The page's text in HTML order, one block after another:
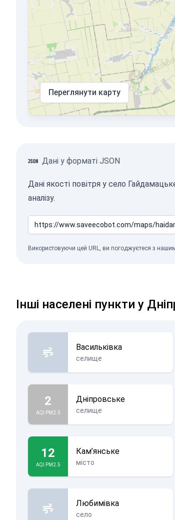
Переглянути карту
Дані у форматі JSON
Дані якості повітря у село
аналізу.
Використовуючи цей URL, ви погоджуєтеся з
Інші населені пункти у
Васильківка
селище
2
AQI PM2.5
Дніпровське
селище
12
AQI PM2.5
Кам’янське
місто
Любимівка
село